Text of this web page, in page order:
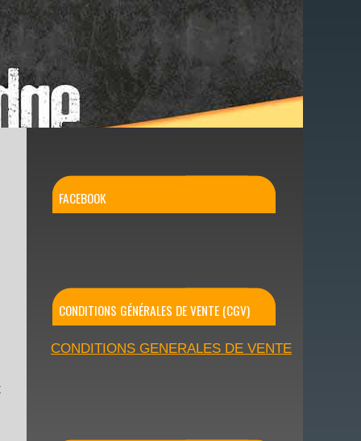
FACEBOOK
CONDITIONS GÉNÉRALES DE VENTE (CGV)
CONDITIONS GENERALES DE VENTE